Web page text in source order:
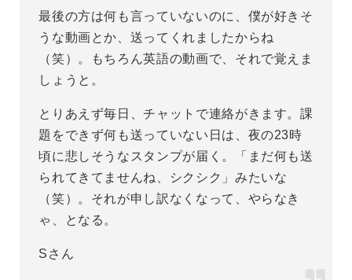
最後の方は何も言っていないのに、僕が好きそ
うな動画とか、送ってくれましたからね
（笑）。もちろん英語の動画で、それで覚えま
しょうと。
とりあえず毎日、チャットで連絡がきます。課
題をできず何も送っていない日は、夜の23時
頃に悲しそうなスタンプが届く。「まだ何も送
られてきてませんね、シクシク」みたいな
（笑）。それが申し訳なくなって、やらなき
ゃ、となる。
Sさん